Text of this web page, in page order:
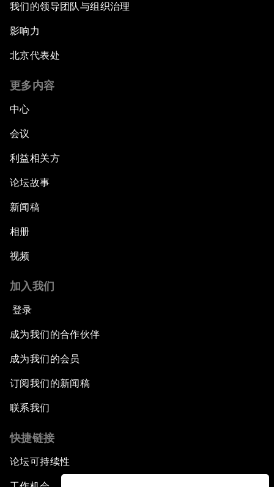
我们的领导团队与组织治理
影响力
北京代表处
更多内容
中心
会议
利益相关方
论坛故事
新闻稿
相册
视频
加入我们
登录
成为我们的合作伙伴
成为我们的会员
订阅我们的新闻稿
联系我们
快捷链接
论坛可持续性